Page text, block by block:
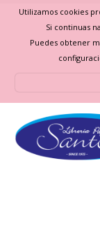
Utilizamos cookies
Si continuas
Puedes obtener